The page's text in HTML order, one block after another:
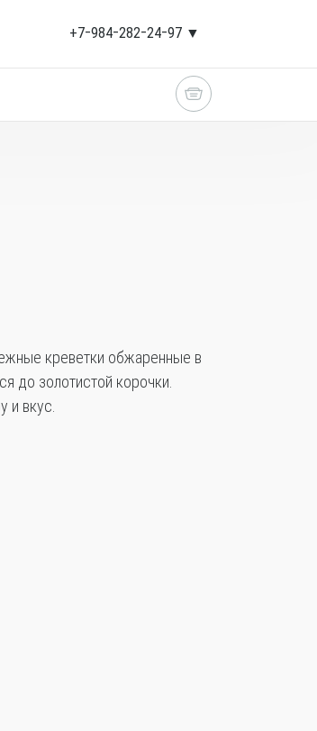
+7‒984‒282‒24‒97 ▼
креветки обжаренные в
до золотистой корочки.
и вкус.